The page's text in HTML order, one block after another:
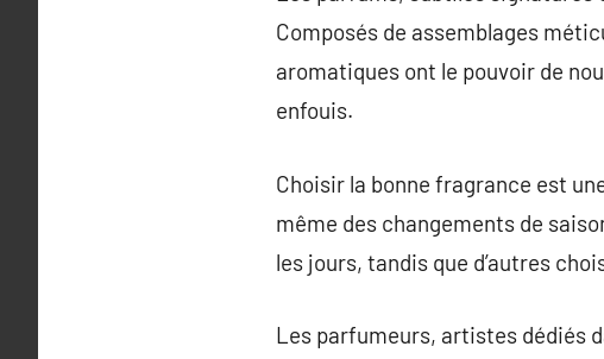
Composés de assemblages
aromatiques ont le pouvoir de
enfouis.
Choisir la bonne fragrance est
même des changements de
les jours, tandis que d’autres
Les parfumeurs, artistes dédiés